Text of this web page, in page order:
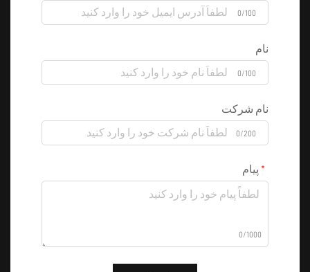
0/100
نام
0/100
نام شرکت
0/200
پیام
0/1000